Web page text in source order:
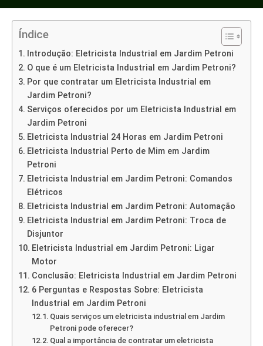
Índice
Introdução: Eletricista Industrial em Jardim Petroni
O que é um Eletricista Industrial em Jardim Petroni?
Por que contratar um Eletricista Industrial em
Jardim Petroni?
Serviços oferecidos por um Eletricista Industrial em
Jardim Petroni
Eletricista Industrial 24 Horas em Jardim Petroni
Eletricista Industrial Perto de Mim em Jardim
Petroni
Eletricista Industrial em Jardim Petroni: Comandos
Elétricos
Eletricista Industrial em Jardim Petroni: Automação
Eletricista Industrial em Jardim Petroni: Troca de
Disjuntor
Eletricista Industrial em Jardim Petroni: Ligar
Motor
Conclusão: Eletricista Industrial em Jardim Petroni
6 Perguntas e Respostas Sobre: Eletricista
Industrial em Jardim Petroni
Quais serviços um eletricista industrial em Jardim
Petroni pode oferecer?
Qual a importância de contratar um eletricista